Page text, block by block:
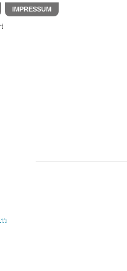
IMPRESSUM